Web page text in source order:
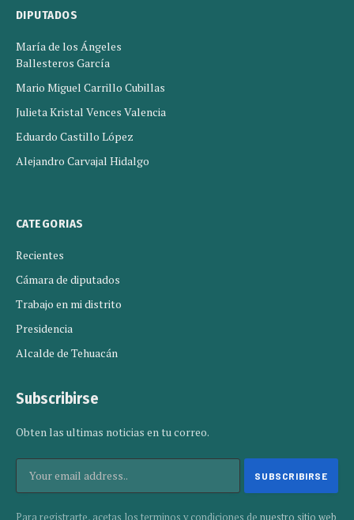
DIPUTADOS
María de los Ángeles
Ballesteros García
Mario Miguel Carrillo Cubillas
Julieta Kristal Vences Valencia
Eduardo Castillo López
Alejandro Carvajal Hidalgo
CATEGORIAS
Recientes
Cámara de diputados
Trabajo en mi distrito
Presidencia
Alcalde de Tehuacán
Subscribirse
Obten las ultimas noticias en tu correo.
Para registrarte, acetas los terminos y condiciones de nuestro sitio web